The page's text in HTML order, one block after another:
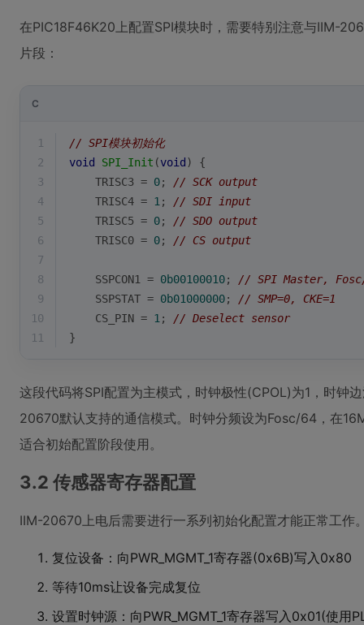
在PIC18F46K20上配置SPI模块时，需要特别注意与IIM-
片段：
C
1
// SPI模块初始化
2
void SPI_Init (void )
{
3
    TRISC3 =
0; // SCK output
4
    TRISC4 =
1 ; // SDI input
5
    TRISC5 =
0; // SDO output
6
    TRISC0 =
0; // CS output
7
8
    SSPCON1 =
0b00100010; // SPI Master, Fosc/
9
    SSPSTAT =
0b01000000; // SMP=0, CKE=1
10
    CS_PIN =
1 ; // Deselect sensor
11
}
这段代码将SPI配置为主模式，时钟极性(CPOL)为1，时钟
20670默认支持的通信模式。时钟分频设为Fosc/64，在
适合初始配置阶段使用。
3.2 传感器寄存器配置
IIM-20670上电后需要进行一系列初始化配置才能正常工作
复位设备：向PWR_MGMT_1寄存器(0x6B)写入0x80
等待10ms让设备完成复位
设置时钟源：向PWR_MGMT_1寄存器写入0x01(使用